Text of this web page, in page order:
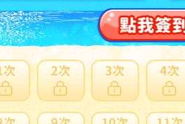
賣家寄錯全額處理